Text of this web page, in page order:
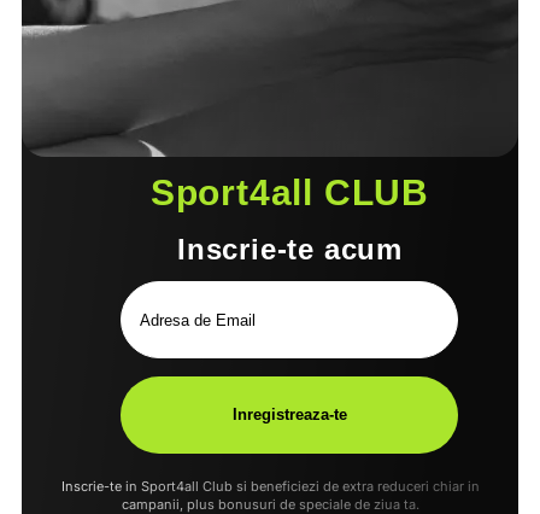
Sport4all CLUB
Inscrie-te acum
Inscrie-te in Sport4all Club si beneficiezi de extra reduceri chiar in
campanii, plus bonusuri de speciale de ziua ta.